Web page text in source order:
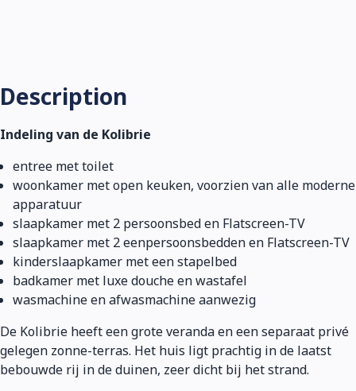
Description
Indeling van de Kolibrie
entree met toilet
woonkamer met open keuken, voorzien van alle moderne
apparatuur
slaapkamer met 2 persoonsbed en Flatscreen-TV
slaapkamer met 2 eenpersoonsbedden en Flatscreen-TV
kinderslaapkamer met een stapelbed
badkamer met luxe douche en wastafel
wasmachine en afwasmachine aanwezig
De Kolibrie heeft een grote veranda en een separaat privé
gelegen zonne-terras. Het huis ligt prachtig in de laatst
bebouwde rij in de duinen, zeer dicht bij het strand.